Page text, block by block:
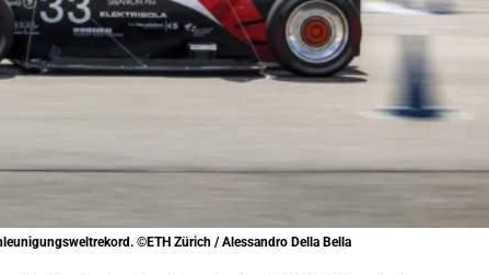
©ETH Zürich / Alessandro Della Bella